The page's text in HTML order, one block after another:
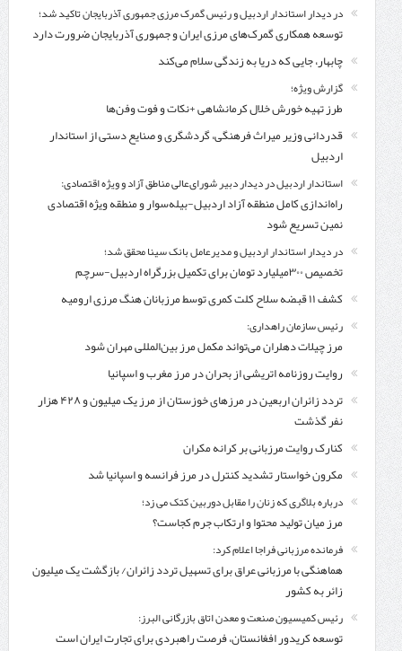
در دیدار استاندار اردبیل و رئیس گمرک مرزی جمهوری آذربایجان تاکید شد؛
توسعه همکاری گمرک‌های مرزی ایران و جمهوری آذربایجان ضرورت دارد
چابهار، جایی که دریا به زندگی سلام می‌کند
گزارش ویژه؛
طرز تهیه خورش خلال کرمانشاهی +نکات و فوت وفن‌ها
قدردانی وزیر میراث فرهنگی، گردشگری و صنایع دستی از استاندار
اردبیل
استاندار اردبیل در دیدار دبیر شورای‌عالی مناطق آزاد و ویژه اقتصادی:
راه‌اندازی کامل منطقه آزاد اردبیل-بیله‌سوار و منطقه ویژه اقتصادی
نمین تسریع شود
در دیدار استاندار اردبیل و مدیرعامل بانک سینا محقق شد؛
تخصیص ۳۰۰میلیارد تومان برای تکمیل بزرگراه اردبیل-سرچم
کشف ۱۱ قبضه سلاح کلت کمری توسط مرزبانان هنگ مرزی ارومیه
رئیس سازمان راهداری:
مرز چیلات دهلران می‌تواند مکمل مرز بین‌المللی مهران شود
روایت روزنامه اتریشی از بحران در مرز مغرب و اسپانیا
تردد زائران اربعین در مرزهای خوزستان از مرز یک میلیون و ۴۲۸ هزار
نفر گذشت
کنارک روایت مرزبانی بر کرانه مکران
مکرون خواستار تشدید کنترل‌ در مرز فرانسه و اسپانیا شد
درباره بلاگری که زنان را مقابل دوربین کتک می زد؛
مرز میان تولید محتوا و ارتکاب جرم کجاست؟
فرمانده مرزبانی فراجا اعلام کرد:
هماهنگی با مرزبانی عراق برای تسهیل تردد زائران/ بازگشت یک میلیون
زائر به کشور
رئیس کمیسیون صنعت و معدن اتاق بازرگانی البرز:
توسعه کریدور افغانستان، فرصت راهبردی برای تجارت ایران است